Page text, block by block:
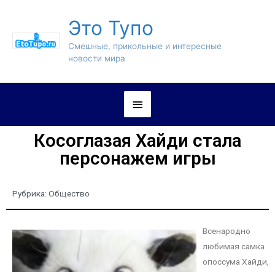
Это Тупо
Смешные, прикольные и интересные
новости мира
Косоглазая Хайди стала
персонажем игры
Рубрика: Общество
Всенародно
любимая самка
опоссума Хайди,